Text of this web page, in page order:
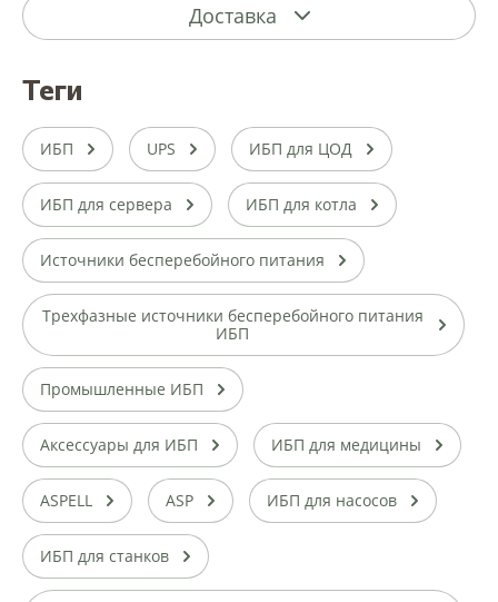
Доставка
теги
ИБП UPS ИБП для ЦОД
ИБП для сервера ИБП для котла
Источники бесперебойного питания
Трехфазные источники бесперебойного питания
ИБП
Промышленные ИБП
Аксессуары для ИБП ИБП для медицины
ASPELL ASP ИБП для насосов
ИБП для станков